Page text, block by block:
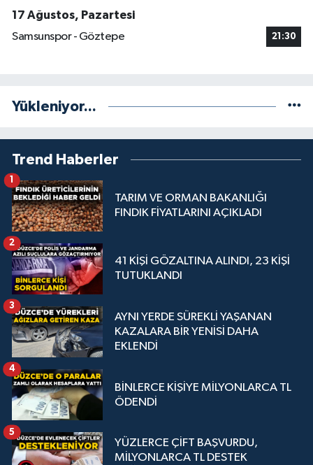
17 Ağustos, Pazartesi
Samsunspor - Göztepe
21:30
Yükleniyor...
Trend Haberler
TARIM VE ORMAN BAKANLIĞI
FINDIK FİYATLARINI AÇIKLADI
1
41 KİŞİ GÖZALTINA ALINDI, 23 KİŞİ
TUTUKLANDI
2
AYNI YERDE SÜREKLİ YAŞANAN
KAZALARA BİR YENİSİ DAHA
EKLENDİ
3
BİNLERCE KİŞİYE MİLYONLARCA TL
ÖDENDİ
4
YÜZLERCE ÇİFT BAŞVURDU,
MİLYONLARCA TL DESTEK
5